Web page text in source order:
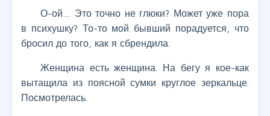
О-ой… Это точно не глюки? Может уже пора
в психушку? То-то мой бывший порадуется, что
бросил до того, как я сбрендила.
Женщина есть женщина. На бегу я кое-как
вытащила из поясной сумки круглое зеркальце.
Посмотрелась.